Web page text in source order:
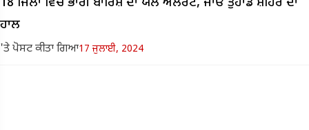
ਹਾਲ
'ਤੇ ਪੋਸਟ ਕੀਤਾ ਗਿਆ17 ਜੁਲਾਈ, 2024